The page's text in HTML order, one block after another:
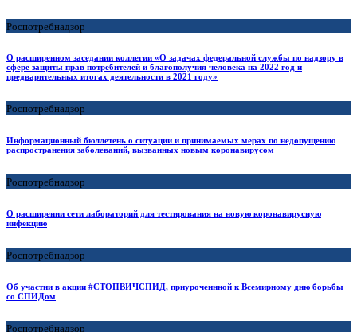
Роспотребнадзор
О расширенном заседании коллегии «О задачах федеральной службы по надзору в
сфере защиты прав потребителей и благополучия человека на 2022 год и
предварительных итогах деятельности в 2021 году»
Роспотребнадзор
Информационный бюллетень о ситуации и принимаемых мерах по недопущению
распространения заболеваний, вызванных новым коронавирусом
Роспотребнадзор
О расширении сети лабораторий для тестирования на новую коронавирусную
инфекцию
Роспотребнадзор
Об участии в акции #СТОПВИЧСПИД, приуроченнной к Всемирному дню борьбы
со СПИДом
Роспотребнадзор